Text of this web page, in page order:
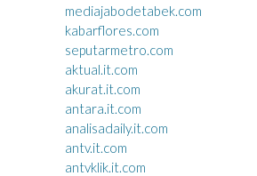
mediajabodetabek.com
kabarflores.com
seputarmetro.com
aktual.it.com
akurat.it.com
antara.it.com
analisadaily.it.com
antv.it.com
antvklik.it.com